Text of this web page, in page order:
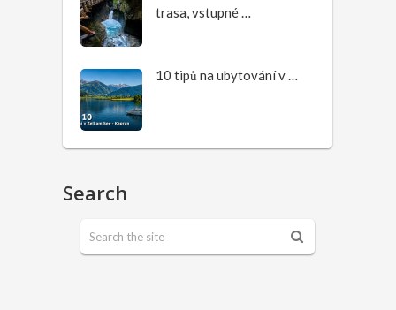
trasa, vstupné …
10 tipů na ubytování v …
Search